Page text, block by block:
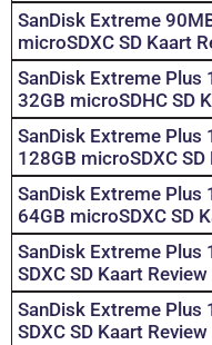
SanDisk Extreme
microSDXC SD Kaart
SanDisk Extreme Plus
32GB microSDHC SD
SanDisk Extreme Plus
128GB microSDXC
SanDisk Extreme Plus
64GB microSDXC SD
SanDisk Extreme Plus
SDXC SD Kaart Review
SanDisk Extreme Plus
SDXC SD Kaart Review